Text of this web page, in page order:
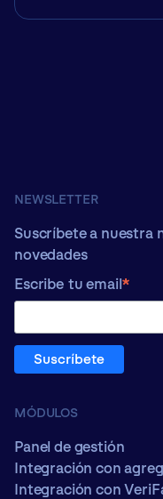
NEWSLETTER
Suscríbete a nuestra
novedades
Escribe tu email *
MÓDULOS
Panel de gestión
Integración con
Integración con